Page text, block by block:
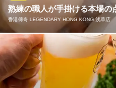
五感で楽しむ中国料理
つくばエクスプレス浅草駅A2番
東京都台東区西浅草3-1-9
熟練の職人が手掛ける本場の
香港傳奇 LEGENDARY HONG KONG 浅草店
当店の点心は、すべて熟練の職人
「手作り」へのこだわり。看板メ
通るほど薄くもっちりとした皮の
り。蒸したての熱々を頬張れば